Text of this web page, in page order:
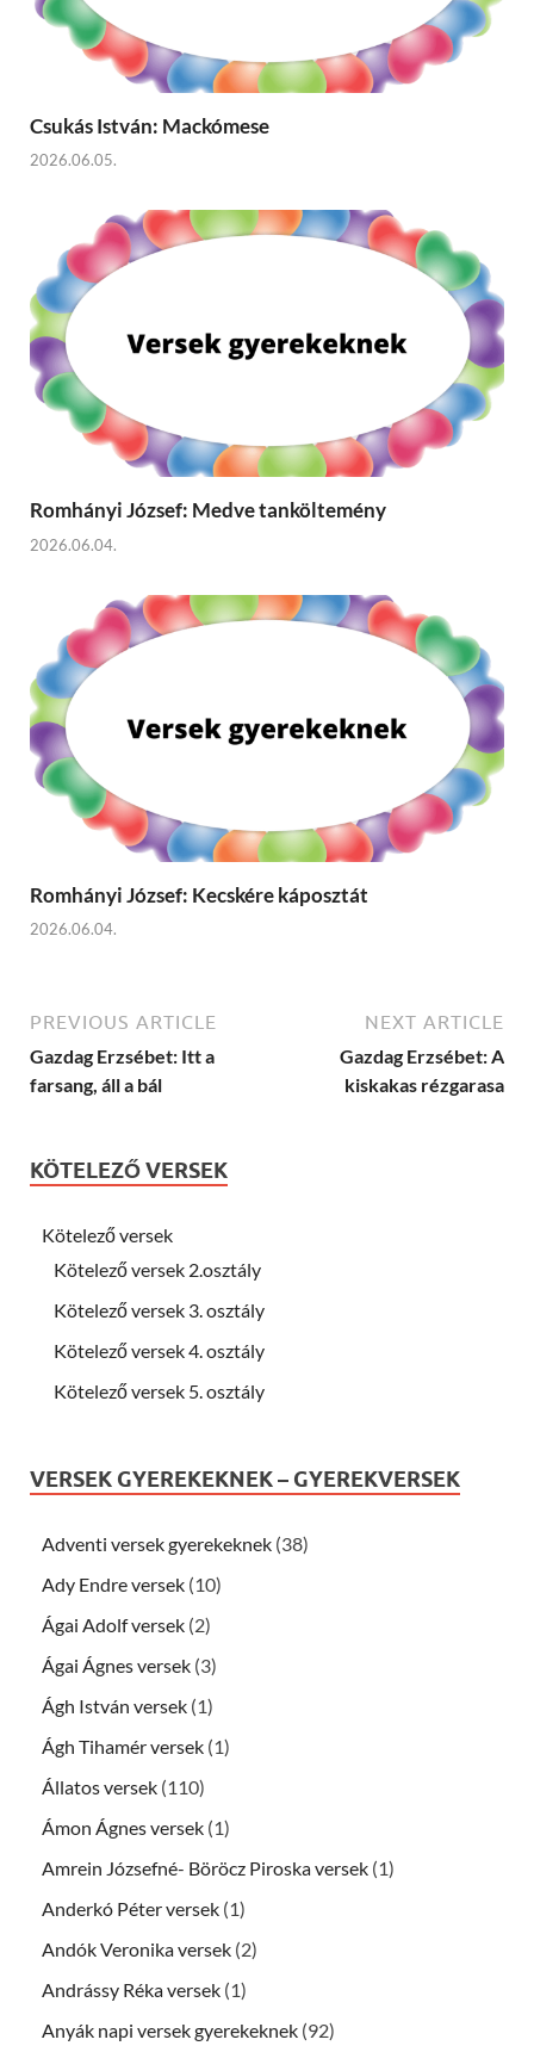
Csukás István: Mackómese
2026.06.05.
Romhányi József: Medve tanköltemény
2026.06.04.
Romhányi József: Kecskére káposztát
2026.06.04.
PREVIOUS ARTICLE
Gazdag Erzsébet: Itt a
farsang, áll a bál
NEXT ARTICLE
Gazdag Erzsébet: A
kiskakas rézgarasa
KÖTELEZŐ VERSEK
Kötelező versek
Kötelező versek 2.osztály
Kötelező versek 3. osztály
Kötelező versek 4. osztály
Kötelező versek 5. osztály
VERSEK GYEREKEKNEK – GYEREKVERSEK
Adventi versek gyerekeknek (38)
Ady Endre versek (10)
Ágai Adolf versek (2)
Ágai Ágnes versek (3)
Ágh István versek (1)
Ágh Tihamér versek (1)
Állatos versek (110)
Ámon Ágnes versek (1)
Amrein Józsefné- Böröcz Piroska versek (1)
Anderkó Péter versek (1)
Andók Veronika versek (2)
Andrássy Réka versek (1)
Anyák napi versek gyerekeknek (92)